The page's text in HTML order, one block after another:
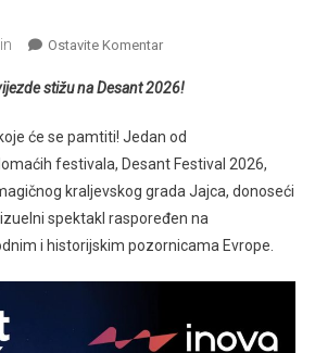
Ostavite KomentarNa
Spektakl
Pod
Vodopadom
U
Jajcu
stižu na Desant 2026!
će se pamtiti! Jedan od
festivala, Desant Festival 2026,
kraljevskog grada Jajca, donoseći
spektakl raspoređen na
i historijskim pozornicama Evrope.